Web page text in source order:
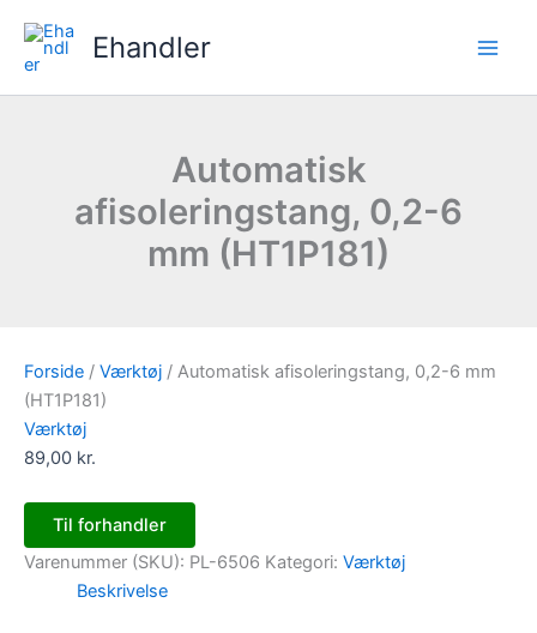
indholdet
Ehandler
Automatisk
afisoleringstang, 0,2-6
mm (HT1P181)
Forside / Værktøj / Automatisk afisoleringstang, 0,2-6 mm
(HT1P181)
Værktøj
89,00 kr.
Til forhandler
Varenummer (SKU): PL-6506 Kategori: Værktøj
Beskrivelse